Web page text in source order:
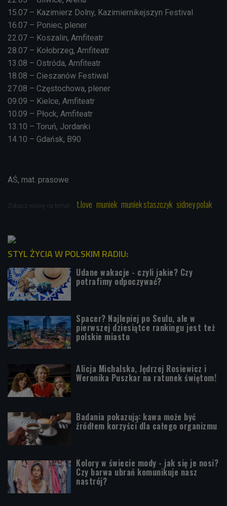
15.07 – Kazimierz Dolny, Kazimiernikejszyn Festival
16.07 – Poniec, plener
22.07 – Koszalin, Amfiteatr
28.07 – Kołobrzeg, Amfiteatr
13.08 – Ostróda, Amfiteatr
18.08 – Cieszanów Festiwal
27.08 – Częstochowa, plener
09.09 – Kielce, Amfiteatr
10.09 – Płock, Amfiteatr
13.10 – Toruń, Jordanki
14.10 – Gdańsk, B90
AŚ, mat. prasowe
Zobacz więcej na temat: t.love muniek muniek staszczyk sidney polak
STYL ŻYCIA W POLSKIM RADIU:
Udane wakacje - czyli jakie? Czy
potrafimy odpoczywać?
Spacer? Najlepiej po Seulu, ale w
pierwszej dziesiątce rankingu jest też
polskie miasto
Alicja Michalska, Jędrzej Rosiewicz i
Weronika Puszkar na ratunek świętom!
Badania pokazują: kawa może być
źródłem korzyści dla całego organizmu
Kolory w świecie mody - jak się je nosi?
Czy barwa ubrań komunikuje nasz
nastrój?